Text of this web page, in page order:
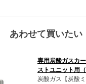
あわせて買いたい
専用炭酸ガスカ
ストユニット用
炭酸ガス【炭酸